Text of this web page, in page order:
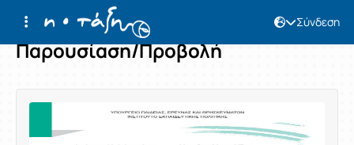
Σύνδεση
Παρουσίαση/Προβολή